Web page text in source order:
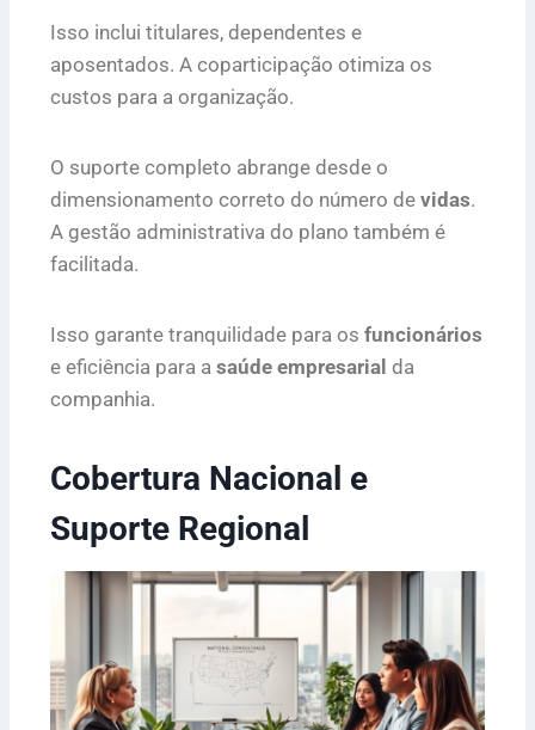
Isso inclui titulares, dependentes e
aposentados. A coparticipação otimiza os
custos para a organização.
O suporte completo abrange desde o
dimensionamento correto do número de vidas.
A gestão administrativa do plano também é
facilitada.
Isso garante tranquilidade para os funcionários
e eficiência para a saúde empresarial da
companhia.
Cobertura Nacional e
Suporte Regional